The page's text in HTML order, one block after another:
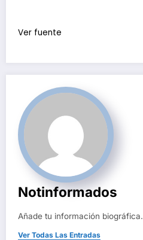
Ver fuente
Notinformados
Añade tu información biográfica.
Ver Todas Las Entradas